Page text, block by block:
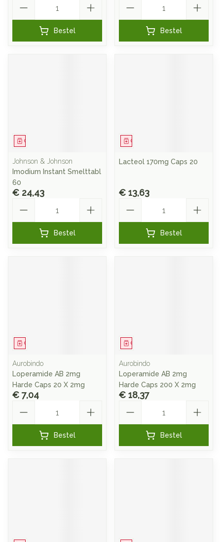
Bestel Bestel
Geneesmiddel
Johnson & Johnson
Imodium Instant Smelttabl
60
€ 24,43
Bestel
Geneesmiddel
Lacteol 170mg Caps 20
€ 13,63
Bestel
Geneesmiddel
Aurobindo
Loperamide AB 2mg
Harde Caps 20 X 2mg
€ 7,04
Bestel
Geneesmiddel
Aurobindo
Loperamide AB 2mg
Harde Caps 200 X 2mg
€ 18,37
Bestel